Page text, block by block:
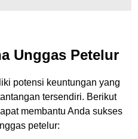
Unggas Petelur
potensi keuntungan yang
tersendiri. Berikut
membantu Anda sukses
petelur: